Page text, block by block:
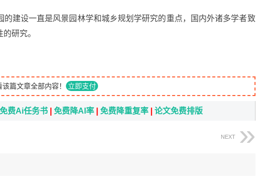
建设一直是风景园林学和城乡规划学研究的重点，国内外诸多学者致
研究。
篇文章全部内容！ 立即支付
免费Ai任务书 免费降AI率 免费降重复率 论文免费排版
NEXT